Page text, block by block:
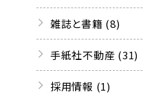
雑誌と書籍 (8)
手紙社不動産 (31)
採用情報 (1)